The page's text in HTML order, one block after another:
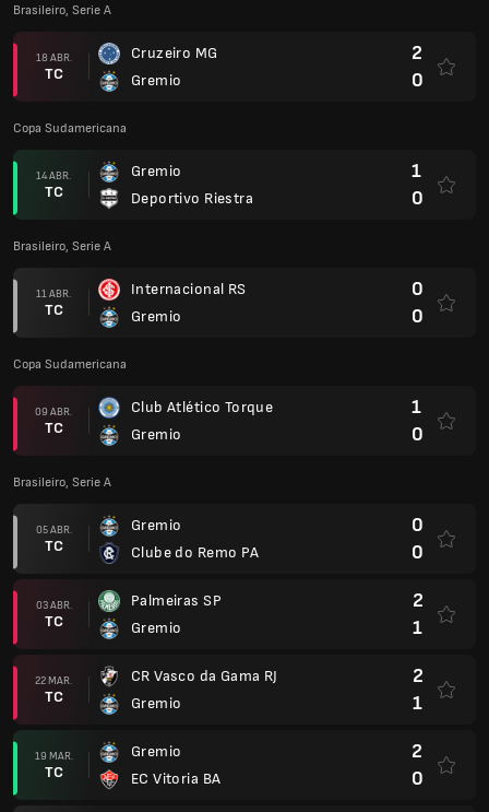
Brasileiro, Serie A
18 ABR.
TC
Cruzeiro MG
Gremio
2
0
Copa Sudamericana
14 ABR.
TC
Gremio
Deportivo Riestra
1
0
Brasileiro, Serie A
11 ABR.
TC
Internacional RS
Gremio
0
0
Copa Sudamericana
09 ABR.
TC
Club Atlético Torque
Gremio
1
0
Brasileiro, Serie A
05 ABR.
TC
Gremio
Clube do Remo PA
0
0
03 ABR.
TC
Palmeiras SP
Gremio
2
1
22 MAR.
TC
CR Vasco da Gama RJ
Gremio
2
1
19 MAR.
TC
Gremio
EC Vitoria BA
2
0